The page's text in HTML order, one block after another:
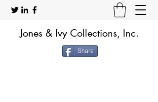
Jones & Ivy Collections, Inc.
Share